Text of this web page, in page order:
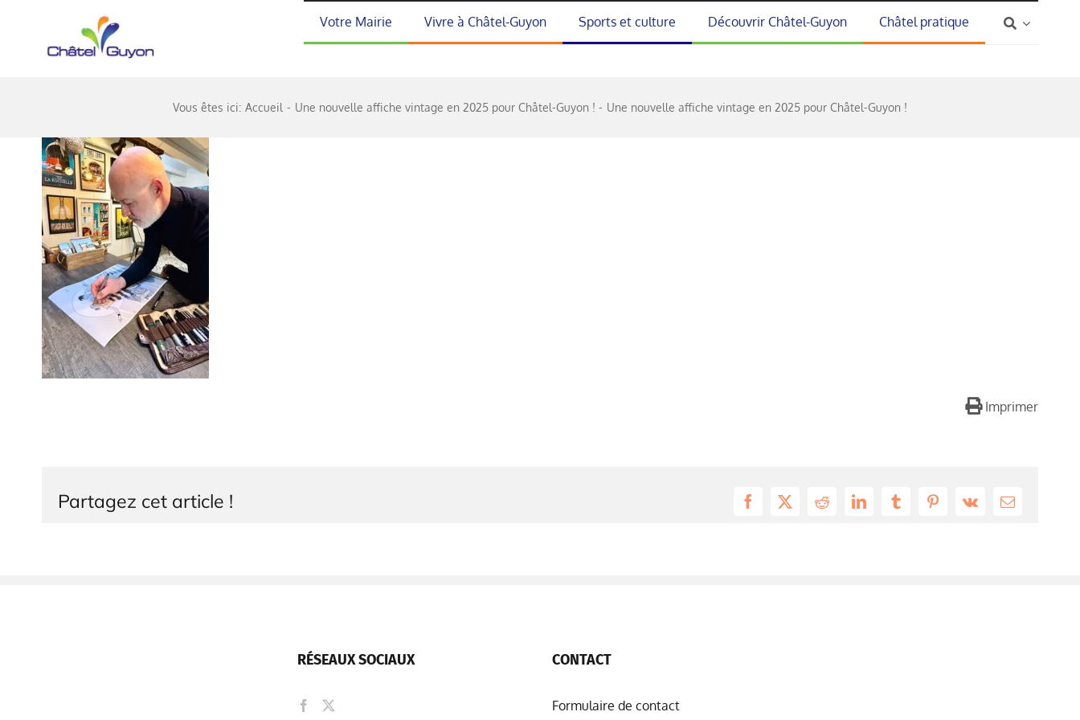
Votre Mairie Vivre à Châtel-Guyon Sports et culture Découvrir Châtel-Guyon Châtel pratique
Vous êtes ici: Accueil Une nouvelle affiche vintage en 2025 pour Châtel-Guyon ! Une nouvelle affiche vintage en 2025 pour Châtel-Guyon !
Imprimer
Partagez cet article ! Facebook
X RedditLinkedInTumblrPinterest
Vk Email
RÉSEAUX SOCIAUX CONTACT
Formulaire de contact